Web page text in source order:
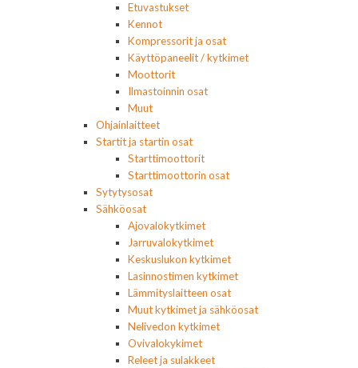
Etuvastukset
Kennot
Kompressorit ja osat
Käyttöpaneelit / kytkimet
Moottorit
Ilmastoinnin osat
Muut
Ohjainlaitteet
Startit ja startin osat
Starttimoottorit
Starttimoottorin osat
Sytytysosat
Sähköosat
Ajovalokytkimet
Jarruvalokytkimet
Keskuslukon kytkimet
Lasinnostimen kytkimet
Lämmityslaitteen osat
Muut kytkimet ja sähköosat
Nelivedon kytkimet
Ovivalokykimet
Releet ja sulakkeet